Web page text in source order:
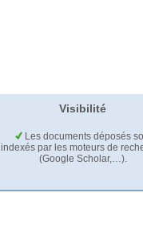
Visibilité
Les documents déposés
indexés par les moteurs de
(Google Scholar,…).